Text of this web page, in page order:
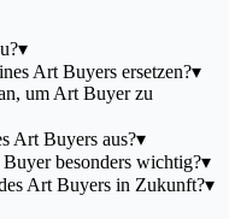
▾
Art Buyers ersetzen?▾
um Art Buyer zu
Art Buyers aus?▾
besonders wichtig?▾
Art Buyers in Zukunft?▾